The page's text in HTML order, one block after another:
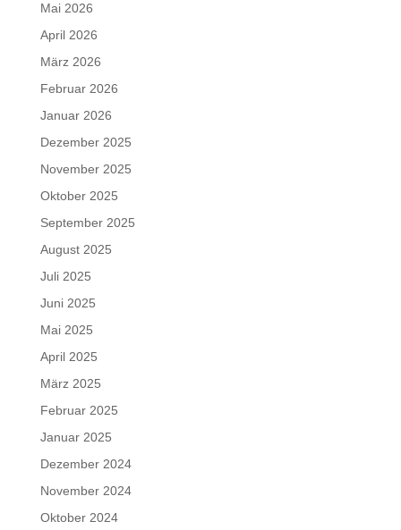
Mai 2026
April 2026
März 2026
Februar 2026
Januar 2026
Dezember 2025
November 2025
Oktober 2025
September 2025
August 2025
Juli 2025
Juni 2025
Mai 2025
April 2025
März 2025
Februar 2025
Januar 2025
Dezember 2024
November 2024
Oktober 2024